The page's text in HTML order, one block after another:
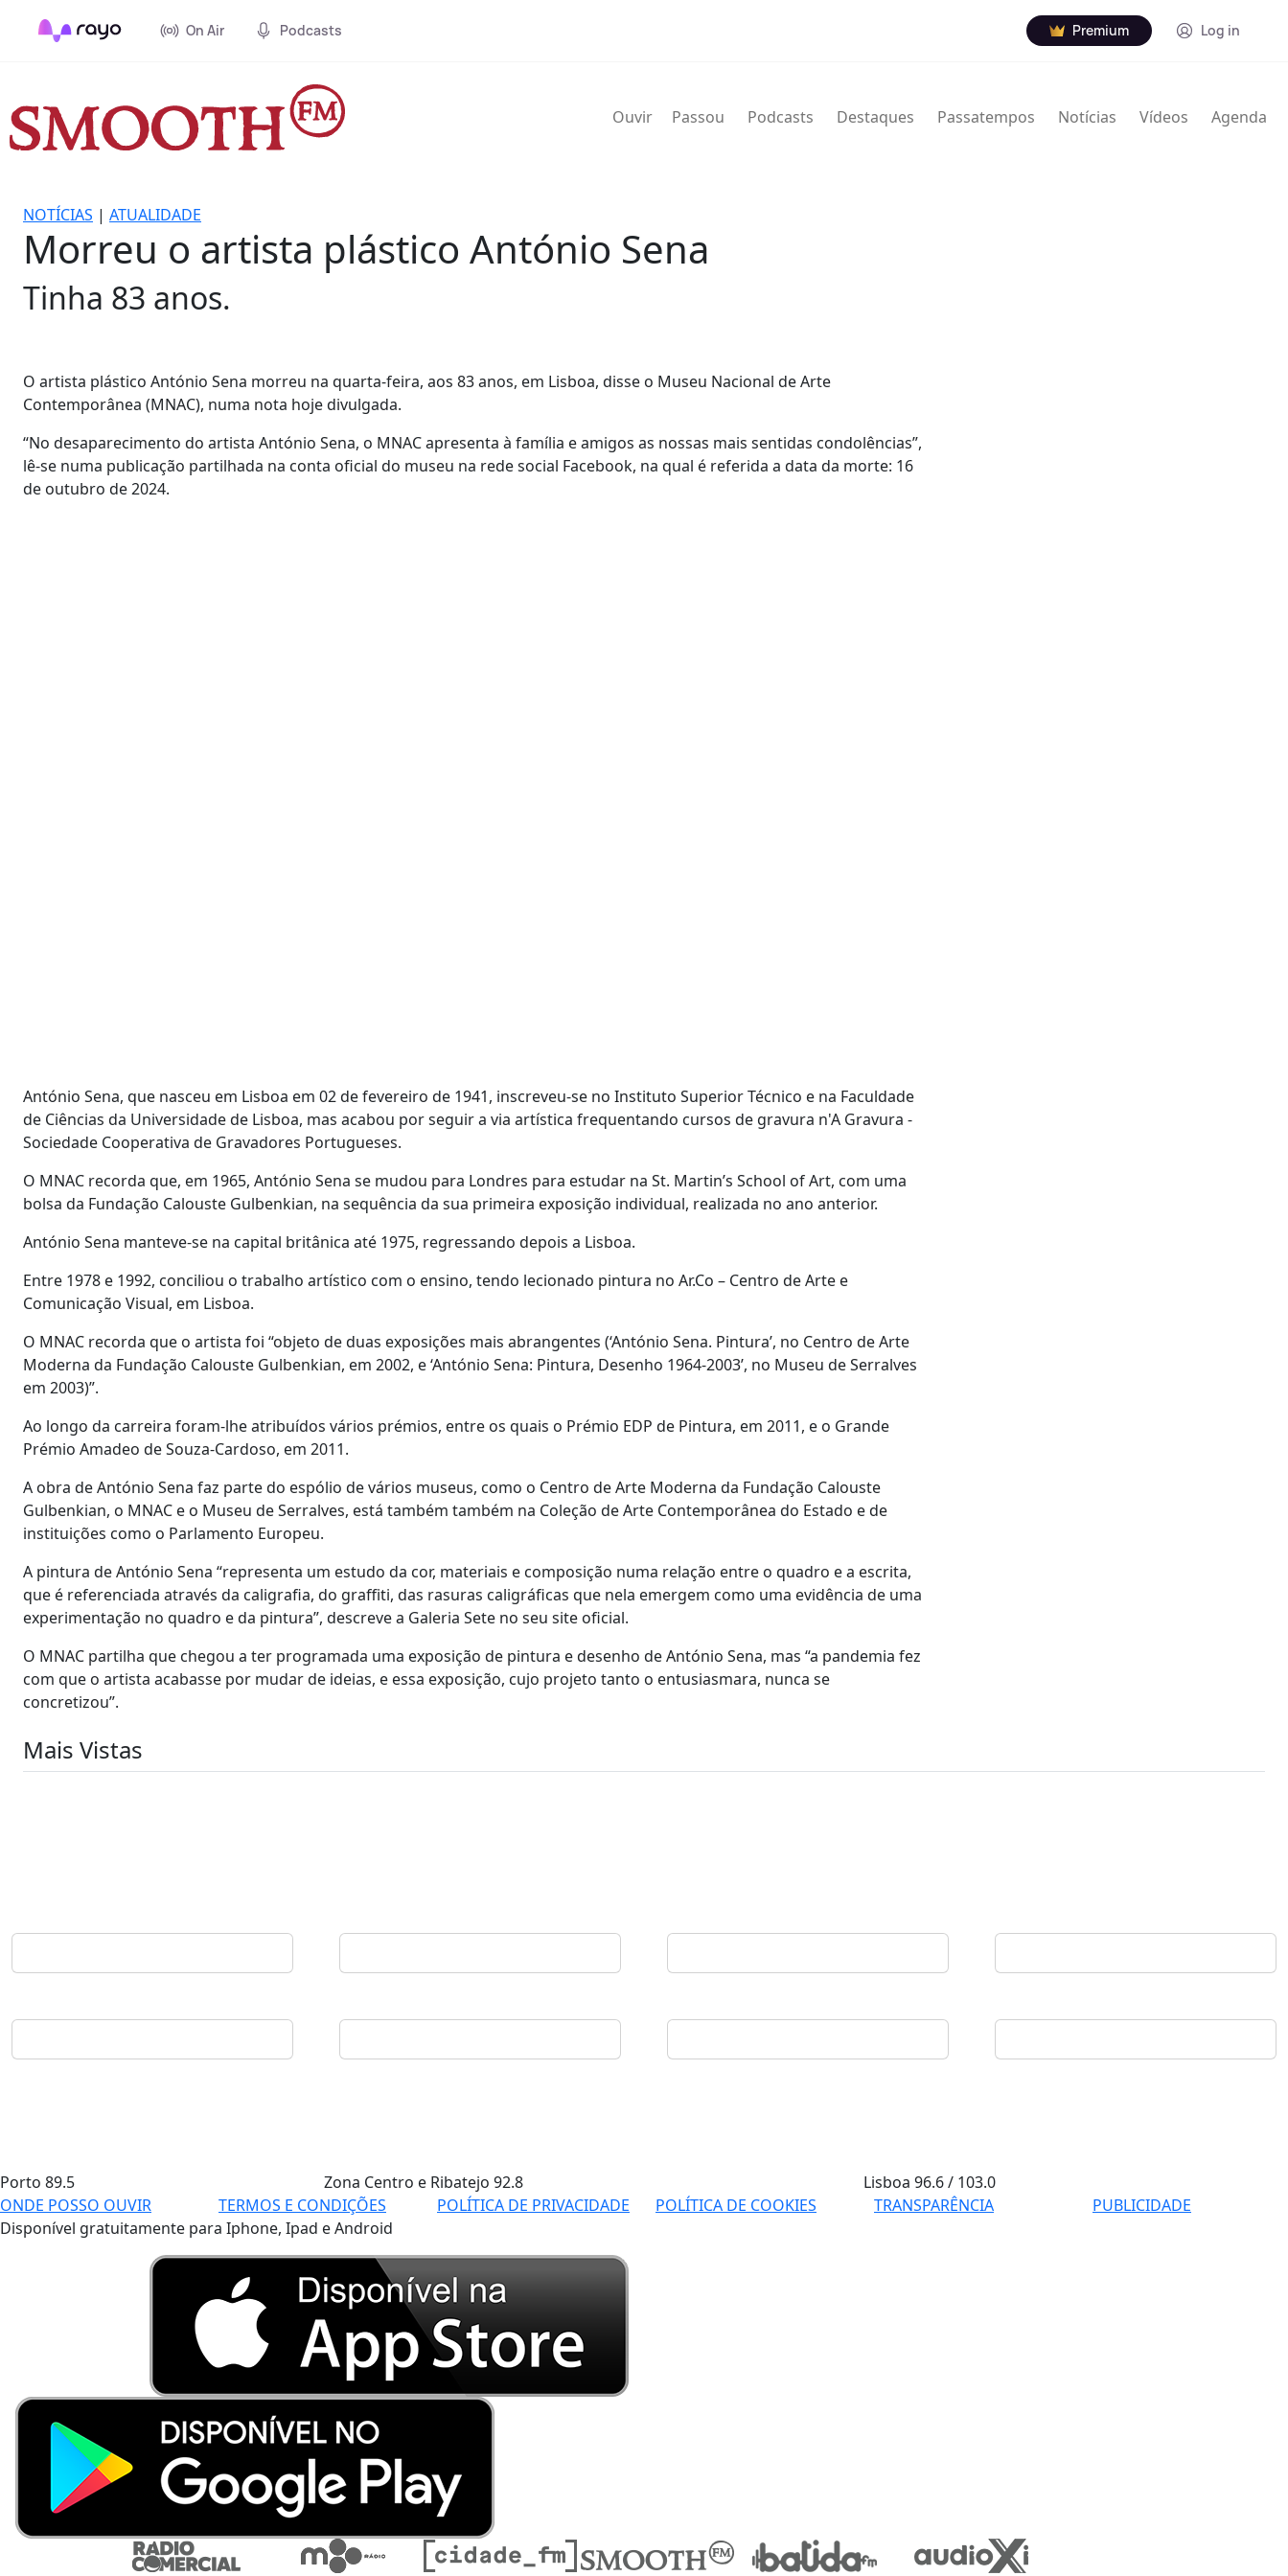
On Air Podcasts Premium Log in
Ouvir Passou Podcasts Destaques Passatempos Notícias Vídeos Agenda
NOTÍCIAS | ATUALIDADE
Morreu o artista plástico António Sena
Tinha 83 anos.
O artista plástico António Sena morreu na quarta-feira, aos 83 anos, em Lisboa, disse o Museu Nacional de Arte
Contemporânea (MNAC), numa nota hoje divulgada.
“No desaparecimento do artista António Sena, o MNAC apresenta à família e amigos as nossas mais sentidas condolências”,
lê-se numa publicação partilhada na conta oficial do museu na rede social Facebook, na qual é referida a data da morte: 16
de outubro de 2024.
António Sena, que nasceu em Lisboa em 02 de fevereiro de 1941, inscreveu-se no Instituto Superior Técnico e na Faculdade
de Ciências da Universidade de Lisboa, mas acabou por seguir a via artística frequentando cursos de gravura n'A Gravura -
Sociedade Cooperativa de Gravadores Portugueses.
O MNAC recorda que, em 1965, António Sena se mudou para Londres para estudar na St. Martin’s School of Art, com uma
bolsa da Fundação Calouste Gulbenkian, na sequência da sua primeira exposição individual, realizada no ano anterior.
António Sena manteve-se na capital britânica até 1975, regressando depois a Lisboa.
Entre 1978 e 1992, conciliou o trabalho artístico com o ensino, tendo lecionado pintura no Ar.Co – Centro de Arte e
Comunicação Visual, em Lisboa.
O MNAC recorda que o artista foi “objeto de duas exposições mais abrangentes (‘António Sena. Pintura’, no Centro de Arte
Moderna da Fundação Calouste Gulbenkian, em 2002, e ‘António Sena: Pintura, Desenho 1964-2003’, no Museu de Serralves
em 2003)”.
Ao longo da carreira foram-lhe atribuídos vários prémios, entre os quais o Prémio EDP de Pintura, em 2011, e o Grande
Prémio Amadeo de Souza-Cardoso, em 2011.
A obra de António Sena faz parte do espólio de vários museus, como o Centro de Arte Moderna da Fundação Calouste
Gulbenkian, o MNAC e o Museu de Serralves, está também também na Coleção de Arte Contemporânea do Estado e de
instituições como o Parlamento Europeu.
A pintura de António Sena “representa um estudo da cor, materiais e composição numa relação entre o quadro e a escrita,
que é referenciada através da caligrafia, do graffiti, das rasuras caligráficas que nela emergem como uma evidência de uma
experimentação no quadro e da pintura”, descreve a Galeria Sete no seu site oficial.
O MNAC partilha que chegou a ter programada uma exposição de pintura e desenho de António Sena, mas “a pandemia fez
com que o artista acabasse por mudar de ideias, e essa exposição, cujo projeto tanto o entusiasmara, nunca se
concretizou”.
Mais Vistas
Porto 89.5 Zona Centro e Ribatejo 92.8 Lisboa96.6 / 103.0
ONDE POSSO OUVIR
TERMOS E CONDIÇÕES POLÍTICA DE PRIVACIDADE POLÍTICA DE COOKIES TRANSPARÊNCIA
PUBLICIDADE
Disponível gratuitamente para Iphone, Ipad e Android